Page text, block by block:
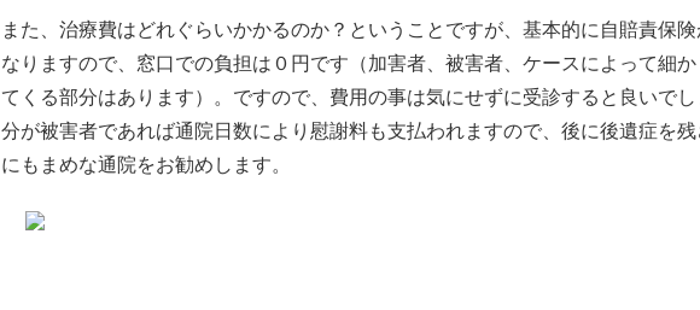
また、治療費はどれぐらいかかるのか？ということですが、基本的に自賠責保険
なりますので、窓口での負担は０円です（加害者、被害者、ケースによって細か
てくる部分はあります）。ですので、費用の事は気にせずに受診すると良いでし
分が被害者であれば通院日数により慰謝料も支払われますので、後に後遺症を
にもまめな通院をお勧めします。